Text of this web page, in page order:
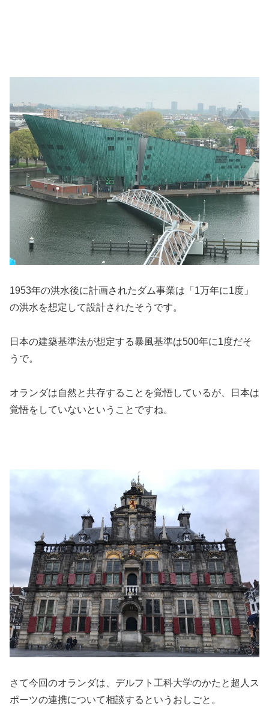
1953年の洪水後に計画されたダム事業は「1万年に1度」
の洪水を想定して設計されたそうです。
日本の建築基準法が想定する暴風基準は500年に1度だそ
うで。
オランダは自然と共存することを覚悟しているが、日本は
覚悟をしていないということですね。
さて今回のオランダは、デルフト工科大学のかたと超人ス
ポーツの連携について相談するというおしごと。